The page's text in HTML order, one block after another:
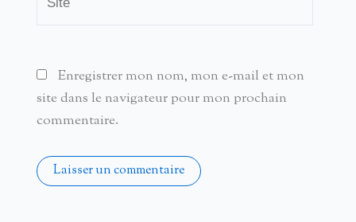
Enregistrer mon nom, mon e-mail et mon
site dans le navigateur pour mon prochain
commentaire.